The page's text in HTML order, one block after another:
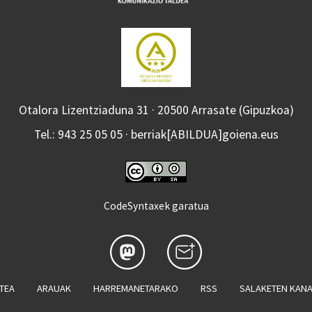
Otalora Lizentziaduna 31 · 20500 Arrasate (Gipuzkoa)
Tel.: 943 25 05 05 · berriak[ABILDUA]goiena.eus
CodeSyntaxek garatua
ARAUAK HARREMANETARAKO RSS SALAKETEN